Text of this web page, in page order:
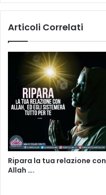
Articoli Correlati
Ripara la tua relazione con
Allah ….